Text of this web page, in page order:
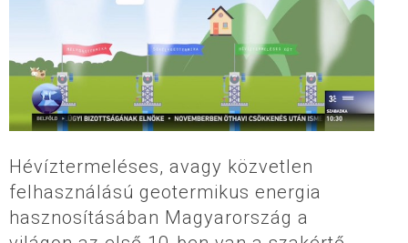
Hévíztermeléses, avagy közvetlen
felhasználású geotermikus energia
hasznosításában Magyarország a